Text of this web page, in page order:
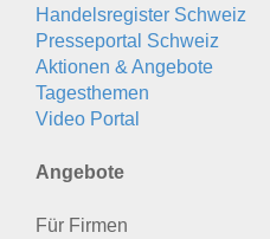
Handelsregister Schweiz
Presseportal Schweiz
Aktionen & Angebote
Tagesthemen
Video Portal
Angebote
Für Firmen